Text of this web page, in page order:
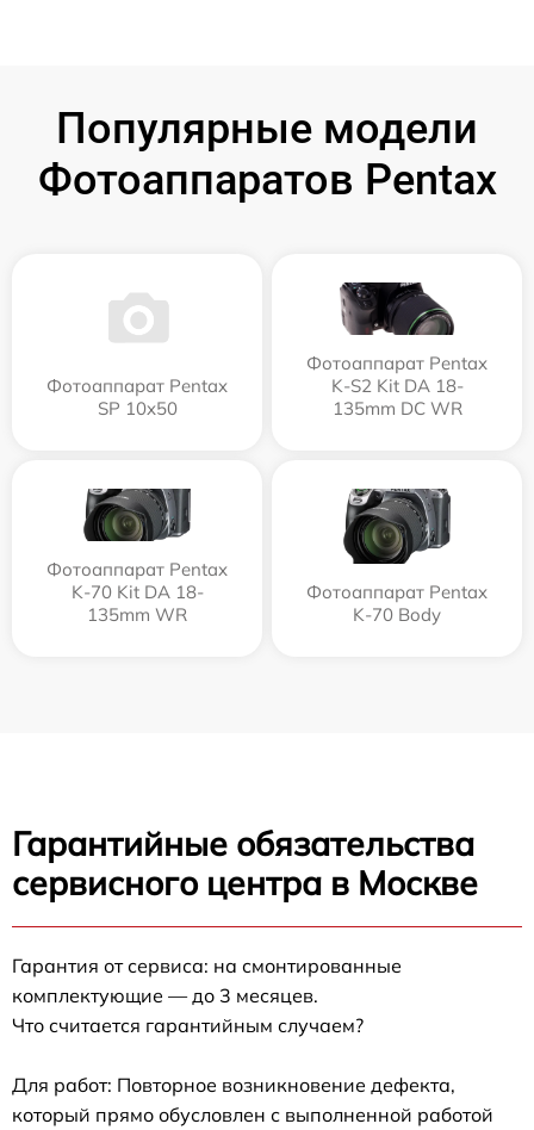
Популярные модели
Фотоаппаратов Pentax
Фотоаппарат Pentax
SP 10x50
Фотоаппарат Pentax
K-S2 Kit DA 18-
135mm DC WR
Фотоаппарат Pentax
K-70 Kit DA 18-
135mm WR
Фотоаппарат Pentax
K-70 Body
Гарантийные обязательства
сервисного центра в Москве
Гарантия от сервиса: на смонтированные
комплектующие — до 3 месяцев.
Что считается гарантийным случаем?
Для работ: Повторное возникновение дефекта,
который прямо обусловлен с выполненной работой